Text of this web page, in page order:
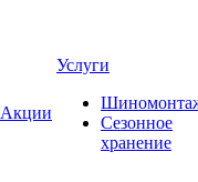
Акции
Услуги
Сезонное
хранение